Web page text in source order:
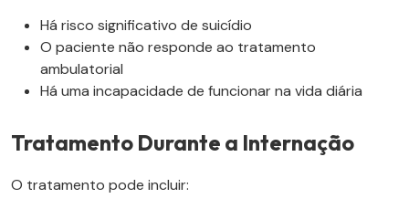
Há risco significativo de suicídio
O paciente não responde ao tratamento
ambulatorial
Há uma incapacidade de funcionar na vida diária
Tratamento Durante a Internação
O tratamento pode incluir: